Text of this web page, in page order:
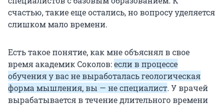
счастью, такие еще остались, но вопросу уделяется
слишком мало времени.
Есть такое понятие, как мне объяснял в свое
время академик Соколов:если в процессе
обучения у вас не выработалась геологическая
форма мышления, вы — не специалист. У врачей
вырабатывается в течение длительного времени